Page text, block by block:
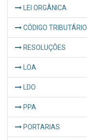
LEI ORGÂNICA
CÓDIGO TRIBUTÁRIO
RESOLUÇÕES
LOA
LDO
PPA
PORTARIAS